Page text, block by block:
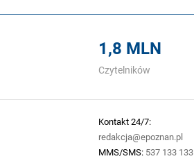
1,8 MLN
Czytelników
Kontakt 24/7:
redakcja@epoznan.pl
MMS/SMS: 537 133 133